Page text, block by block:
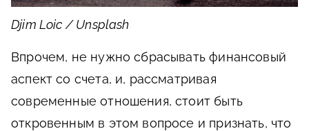
Djim Loic / Unsplash
Впрочем, не нужно сбрасывать финансовый
аспект со счета, и, рассматривая
современные отношения, стоит быть
откровенным в этом вопросе и признать, что